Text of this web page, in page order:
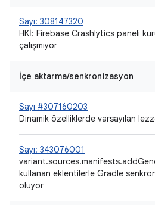
Sayı: 308147320
HKİ: Firebase Crashlytics paneli
çalışmıyor
İçe aktarma/senkronizasyon
Sayı #307160203
Dinamik özelliklerde varsayılan
Sayı: 343076001
kullanan eklentilerle Gradle
oluyor